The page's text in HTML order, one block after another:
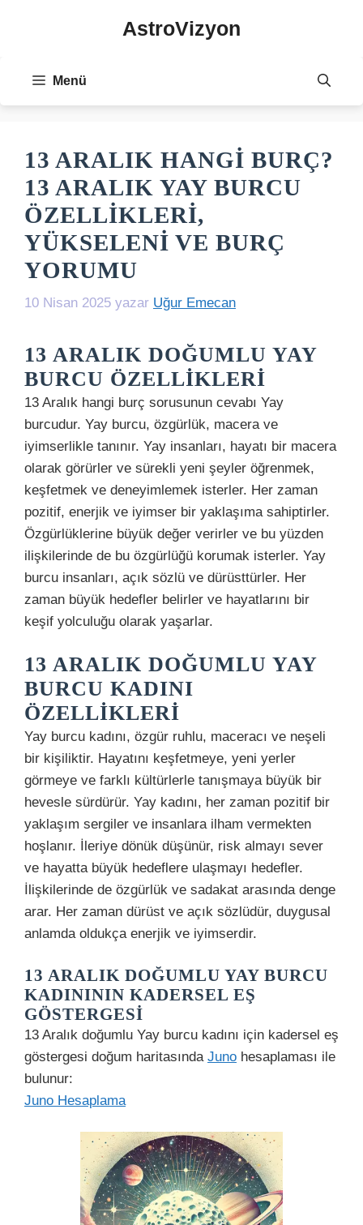
AstroVizyon
Menü
13 ARALIK HANGI BURÇ?
13 ARALIK YAY BURCU
ÖZELLIKLERI,
YÜKSELENI VE BURÇ
YORUMU
10 Nisan 2025 yazar Uğur Emecan
13 ARALIK DOĞUMLU YAY
BURCU ÖZELLIKLERI
13 Aralık hangi burç sorusunun cevabı Yay
burcudur. Yay burcu, özgürlük, macera ve
iyimserlikle tanınır. Yay insanları, hayatı bir macera
olarak görürler ve sürekli yeni şeyler öğrenmek,
keşfetmek ve deneyimlemek isterler. Her zaman
pozitif, enerjik ve iyimser bir yaklaşıma sahiptirler.
Özgürlüklerine büyük değer verirler ve bu yüzden
ilişkilerinde de bu özgürlüğü korumak isterler. Yay
burcu insanları, açık sözlü ve dürüsttürler. Her
zaman büyük hedefler belirler ve hayatlarını bir
keşif yolculuğu olarak yaşarlar.
13 ARALIK DOĞUMLU YAY
BURCU KADINI
ÖZELLIKLERI
Yay burcu kadını, özgür ruhlu, maceracı ve neşeli
bir kişiliktir. Hayatını keşfetmeye, yeni yerler
görmeye ve farklı kültürlerle tanışmaya büyük bir
hevesle sürdürür. Yay kadını, her zaman pozitif bir
yaklaşım sergiler ve insanlara ilham vermekten
hoşlanır. İleriye dönük düşünür, risk almayı sever
ve hayatta büyük hedeflere ulaşmayı hedefler.
İlişkilerinde de özgürlük ve sadakat arasında denge
arar. Her zaman dürüst ve açık sözlüdür, duygusal
anlamda oldukça enerjik ve iyimserdir.
13 ARALIK DOĞUMLU YAY BURCU
KADINININ KADERSEL EŞ
GÖSTERGESI
13 Aralık doğumlu Yay burcu kadını için kadersel eş
göstergesi doğum haritasında Juno hesaplaması ile
bulunur:
Juno Hesaplama